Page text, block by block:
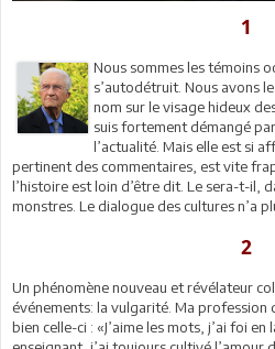
1
Nous sommes les témoins
s’autodétruit. Nous avons
nom sur le visage hideux
suis fortement démangé
l’actualité. Mais elle est si
pertinent des commentaires, est vite
l’histoire est loin d’être dit. Le sera-t-il,
monstres. Le dialogue des cultures n’a
2
Un phénomène nouveau et révélateur
événements: la vulgarité. Ma
bien celle-ci : «J’aime les mots, j’ai foi